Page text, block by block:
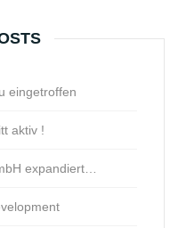
eingetroffen
aktiv !
expandiert…